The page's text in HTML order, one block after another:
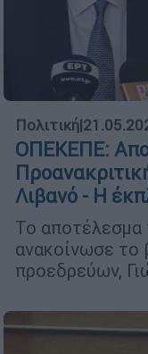
Πολιτική|
ΟΠΕΚΕΠΕ:
Λιβανό - Η
Το αποτέλεσμα
ανακοίνωσε το
προεδρεύων,